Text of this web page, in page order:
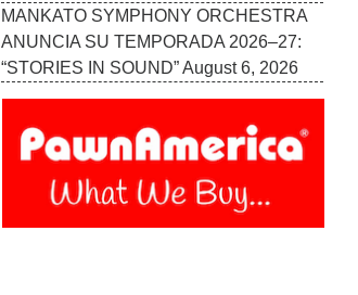
MANKATO SYMPHONY ORCHESTRA
ANUNCIA SU TEMPORADA 2026–27:
“STORIES IN SOUND” August 6, 2026